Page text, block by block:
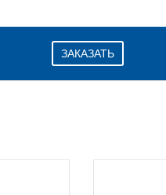
ЗАКАЗАТЬ